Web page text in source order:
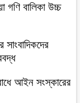
গণি বালিকা উচ্চ
সাংবাদিকদের
আইন সংস্কারের